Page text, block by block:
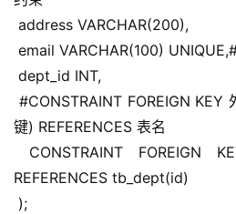
address VARCHAR(200),
email VARCHAR(100)
dept_id INT,
#CONSTRAINT FOREIGN
键) REFERENCES 表名
CONSTRAINT FOREIGN
REFERENCES tb_dept(id)
);